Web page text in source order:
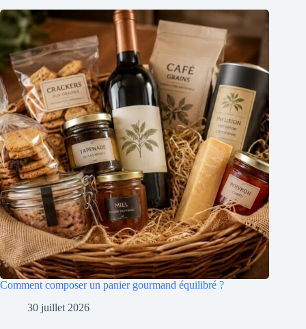
Comment composer un panier gourmand équilibré ?
30 juillet 2026